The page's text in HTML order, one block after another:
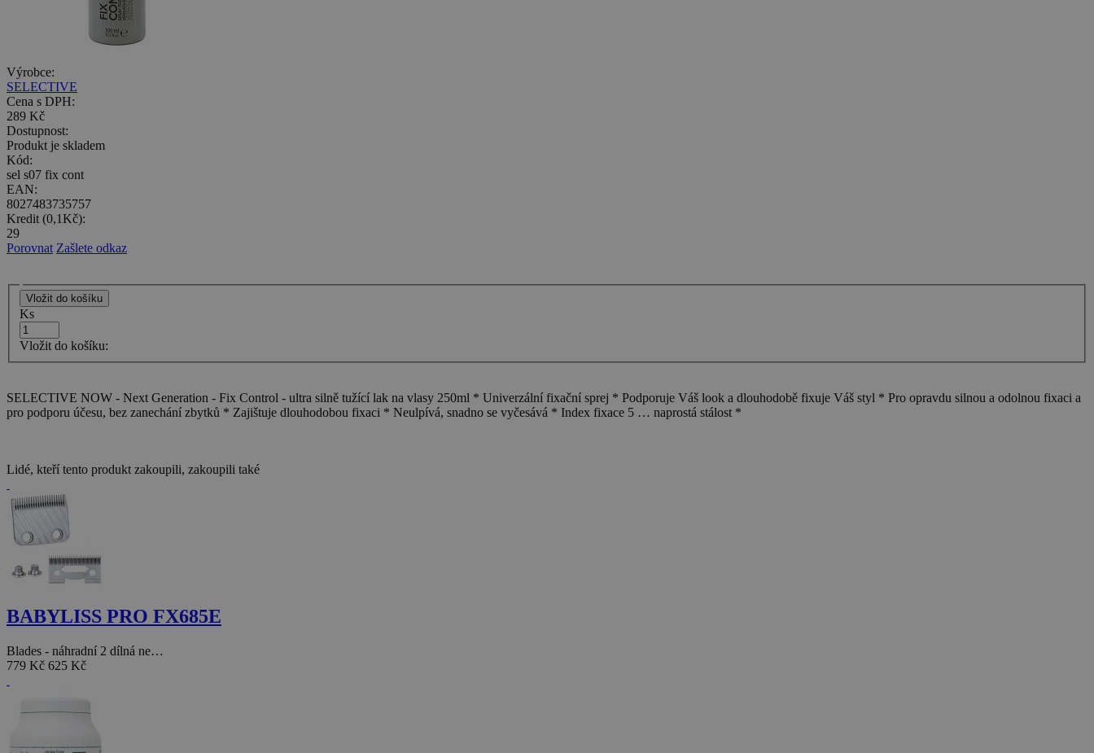
Výrobce:
SELECTIVE
Cena s DPH:
289 Kč
Dostupnost:
Produkt je skladem
Kód:
sel s07 fix cont
EAN:
8027483735757
Kredit (0,1Kč):
29
Porovnat Zašlete odkaz
Ks
Vložit do košíku:
SELECTIVE NOW - Next Generation - Fix Control - ultra silně tužící lak na vlasy 250ml * Univerzální fixační sprej * Podporuje Váš look a dlouhodobě fixuje Váš styl * Pro opravdu silnou a odolnou fixaci a
pro podporu účesu, bez zanechání zbytků * Zajištuje dlouhodobou fixaci * Neulpívá, snadno se vyčesává * Index fixace 5 … naprostá stálost *
Lidé, kteří tento produkt zakoupili, zakoupili také
BABYLISS PRO FX685E
Blades - náhradní 2 dílná ne…
779 Kč 625 Kč